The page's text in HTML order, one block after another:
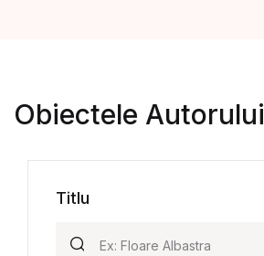
Obiectele Autorului
Titlu